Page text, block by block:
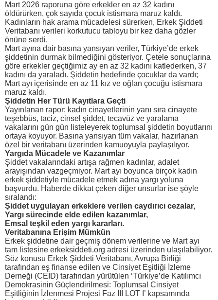
Mart 2026 raporuna göre erkekler en az 32 kadını
öldürürken, çok sayıda çocuk istismara maruz kaldı.
Kadınların hak arama mücadelesi sürerken, Erkek Şiddeti
Veritabanı verileri korkutucu tabloyu bir kez daha gözler
önüne serdi.
Mart ayına dair basına yansıyan veriler, Türkiye’de erkek
şiddetinin durmak bilmediğini gösteriyor. Çetele sonuçlarına
göre erkekler geçtiğimiz ay en az 32 kadını katlederken, 37
kadını da yaraladı. Şiddetin hedefinde çocuklar da vardı;
Mart ayı içerisinde en az 11 kız ve oğlan çocuğu istismara
maruz kaldı.
Şiddetin Her Türü Kayıtlara Geçti
Yayınlanan rapor; kadın cinayetlerinin yanı sıra cinayete
teşebbüs, taciz, cinsel şiddet, tecavüz ve yaralama
vakalarını gün gün listeleyerek toplumsal şiddetin boyutlarını
ortaya koyuyor. Basına yansıyan tüm vakalar, hazırlanan
özel bir veritabanı üzerinden kamuoyuyla paylaşılıyor.
Yargıda Mücadele ve Kazanımlar
Şiddet vakalarındaki artışa rağmen kadınlar, adalet
arayışından vazgeçmiyor. Mart ayı boyunca birçok kadın
erkek şiddetiyle mücadele etmek adına yargı yoluna
başvurdu. Haberde dikkat çeken diğer unsurlar ise şöyle
sıralandı:
Şiddet uygulayan erkeklere verilen caydırıcı cezalar,
Yargı sürecinde elde edilen kazanımlar,
Emsal teşkil eden yargı kararları.
Veritabanına Erişim Mümkün
Erkek şiddetine dair geçmiş dönem verilerine ve Mart ayı
tam listesine erkeksiddeti.org adresi üzerinden ulaşılabiliyor.
Söz konusu Erkek Şiddeti Veritabanı, Avrupa Birliği
tarafından eş finanse edilen ve Cinsiyet Eşitliği İzleme
Derneği (CEİD) tarafından yürütülen ‘Türkiye’de Katılımcı
Demokrasinin Güçlendirilmesi: Toplumsal Cinsiyet
Eşitliğinin İzlenmesi Projesi Faz III LOT I’ kapsamında